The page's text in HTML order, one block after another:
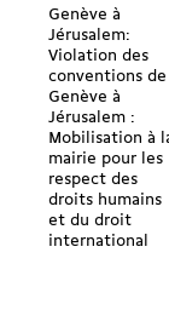
Genève à
Jérusalem:
Violation des
conventions de
Genève à
Jérusalem :
Mobilisation à
mairie pour les
respect des
droits humains
et du droit
international